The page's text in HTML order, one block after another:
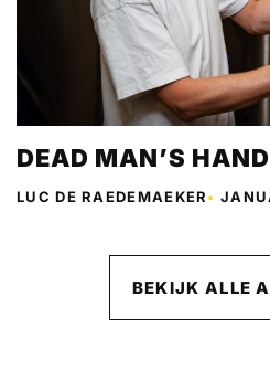
DEAD MAN’S
LUC DE RAEDEMAEKER•
BEKIJK ALLE